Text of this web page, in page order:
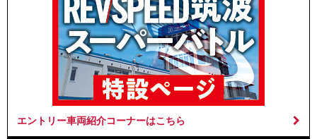
エントリー車両紹介コーナーはこちら